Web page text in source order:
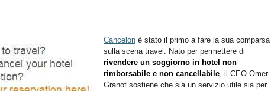
Cancelon è stato il primo a fare la sua comparsa
sulla scena travel. Nato per permettere di
rivendere un soggiorno in hotel non
rimborsabile e non cancellabile, il CEO Omer
Granot sostiene che sia un servizio utile sia per